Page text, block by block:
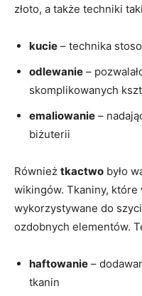
złoto, a także techniki
kucie – technika
odlewanie –
skomplikowanych
emaliowanie –
biżuterii
Również tkactwo było
wikingów. Tkaniny, które
wykorzystywane do
ozdobnych elementów.
haftowanie –
tkanin